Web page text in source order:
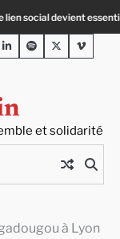
du batiment face au
et solidarité
LinkedInSpotifyTwitterViméo
à Lyon